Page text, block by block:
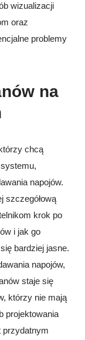
wizualizacji
oraz
problemy
na
chcą
napojów.
szczegółową
krok po
i jak go
bardziej jasne.
napojów,
staje się
którzy nie mają
projektowania
przydatnym